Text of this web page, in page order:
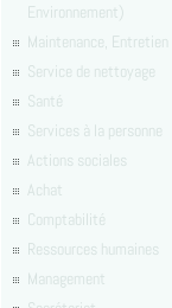
Environnement)
Maintenance, Entretien
Service de nettoyage
Santé
Services à la personne
Actions sociales
Achat
Comptabilité
Ressources humaines
Management